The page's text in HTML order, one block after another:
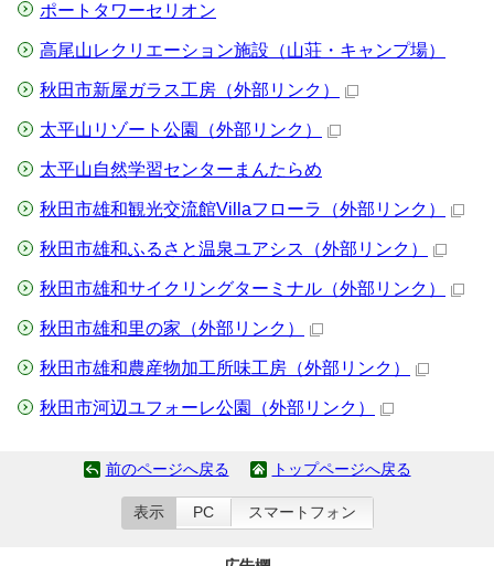
ポートタワーセリオン
高尾山レクリエーション施設（山荘・キャンプ場）
秋田市新屋ガラス工房 （外部リンク）
太平山リゾート公園 （外部リンク）
太平山自然学習センターまんたらめ
秋田市雄和観光交流館Villaフローラ （外部リンク）
秋田市雄和ふるさと温泉ユアシス （外部リンク）
秋田市雄和サイクリングターミナル （外部リンク）
秋田市雄和里の家 （外部リンク）
秋田市雄和農産物加工所味工房 （外部リンク）
秋田市河辺ユフォーレ公園 （外部リンク）
前のページへ戻る トップページへ戻る
表示 PC スマートフォン